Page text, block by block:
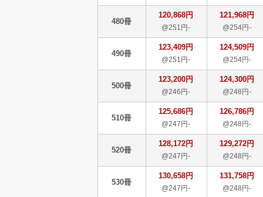
480冊
120,868円
@251円-
121,968円
@254円-
490冊
123,409円
@251円-
124,509円
@254円-
500冊
123,200円
@246円-
124,300円
@248円-
510冊
125,686円
@247円-
126,786円
@248円-
520冊
128,172円
@247円-
129,272円
@248円-
530冊
130,658円
@247円-
131,758円
@248円-